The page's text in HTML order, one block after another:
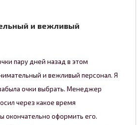
и вежливый
пару дней назад в этом
и вежливый персонал. Я
очки выбрать. Менеджер
через какое время
окончательно оформить его.